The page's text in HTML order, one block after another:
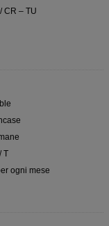
CR – TU
T
ogni mese